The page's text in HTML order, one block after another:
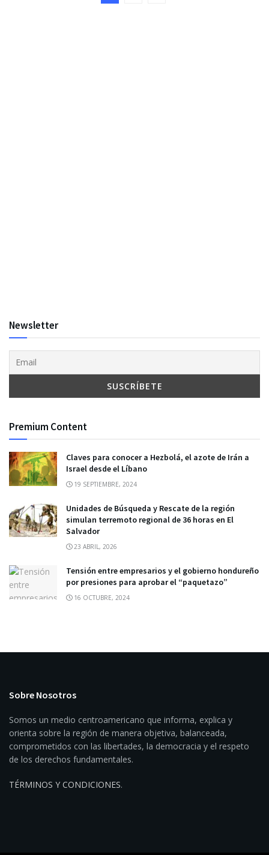
Newsletter
Premium Content
Claves para conocer a Hezbolá, el azote de Irán a
Israel desde el Líbano
19 SEPTIEMBRE, 2024
Unidades de Búsqueda y Rescate de la región
simulan terremoto regional de 36 horas en El
Salvador
23 ABRIL, 2026
Tensión entre empresarios y el gobierno hondureño
por presiones para aprobar el “paquetazo”
16 OCTUBRE, 2024
Sobre Nosotros
Somos un medio centroamericano que informa, explica y
orienta sobre la región de manera objetiva, balanceada,
comprometidos con las libertades, la democracia y el respeto
de los derechos fundamentales.
TÉRMINOS Y CONDICIONES.